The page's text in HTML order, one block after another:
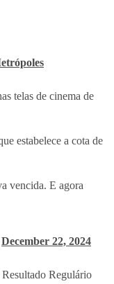
telas de cinema de
estabelece a cota de
vencida. E agora
December 22, 2024
Regulário